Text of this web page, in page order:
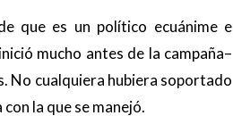
que es un político ecuánime e
mucho antes de la campaña–
No cualquiera hubiera soportado
la que se manejó.